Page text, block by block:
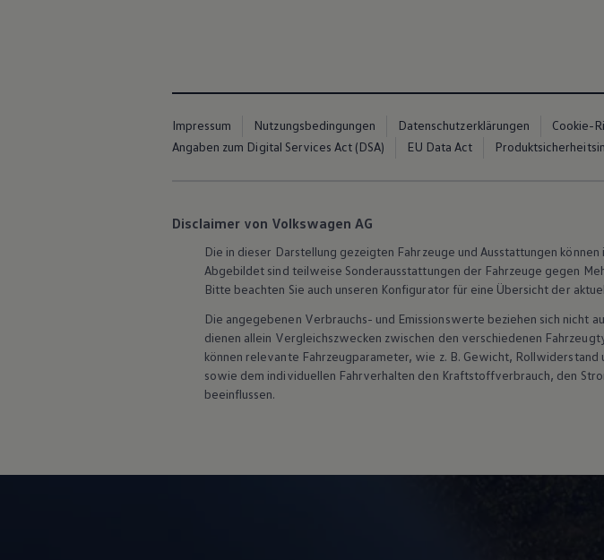
Elektromobilität
Pannen- und Unfallhilfe
Volkswagen Kundenbetreuung
Impressum Nutzungsbedingungen Datenschutzerklärungen Cookie-
Angaben zum Digital Services Act (DSA)
EU Data Act
Disclaimer von Volkswagen AG
Die in dieser Darstellung gezeigten Fahrzeuge und Ausstattungen
Abgebildet sind teilweise Sonderausstattungen der Fahrzeuge gegen
Bitte beachten Sie auch unseren Konfigurator für eine Übersicht der
Die angegebenen Verbrauchs- und Emissionswerte beziehen sich nicht
dienen allein Vergleichszwecken zwischen den verschiedenen
können relevante Fahrzeugparameter, wie z. B. Gewicht, Rollwiderstand
sowie dem individuellen Fahrverhalten den Kraftstoffverbrauch, den
beeinflussen.